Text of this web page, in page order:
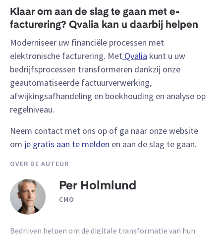
Klaar om aan de slag te gaan met e-
facturering? Qvalia kan u daarbij helpen
Moderniseer uw financiële processen met
elektronische facturering. Met Qvalia kunt u uw
bedrijfsprocessen transformeren dankzij onze
geautomatiseerde factuurverwerking,
afwijkingsafhandeling en boekhouding en analyse op
regelniveau.
Neem contact met ons op of ga naar onze website
om je gratis aan te melden en aan de slag te gaan.
OVER DE AUTEUR
Per Holmlund
CMO
Bedrijven helpen om de digitale transformatie van hun